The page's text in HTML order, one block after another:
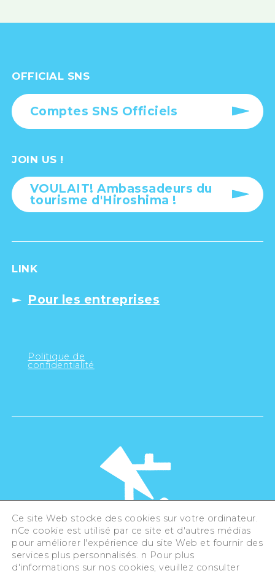
OFFICIAL SNS
Comptes SNS Officiels
JOIN US !
VOULAIT! Ambassadeurs du
tourisme d'Hiroshima !
LINK
Pour les entreprises
Politique de
confidentialité
©Hiroshima Tourism Association /
Hiroshima Prefecture / Hiroshima City .
All rights reserved
Ce site Web stocke des cookies sur votre ordinateur.
nCe cookie est utilisé par ce site et d'autres médias
pour améliorer l'expérience du site Web et fournir des
services plus personnalisés. n Pour plus
d'informations sur nos cookies, veuillez consulter